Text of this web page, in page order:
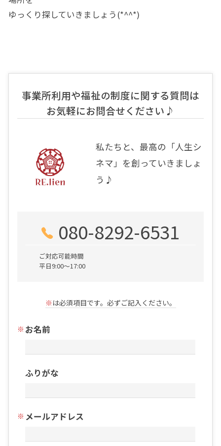
ゆっくり探していきましょう(*^^*)
事業所利用や福祉の制度に関する質問は
お気軽にお問合せください♪
私たちと、最高の「人生シ
ネマ」を創っていきましょ
う♪
080-8292-6531
ご対応可能時間
平日9:00～17:00
※ は必須項目です。必ずご記入ください。
お名前
ふりがな
メールアドレス